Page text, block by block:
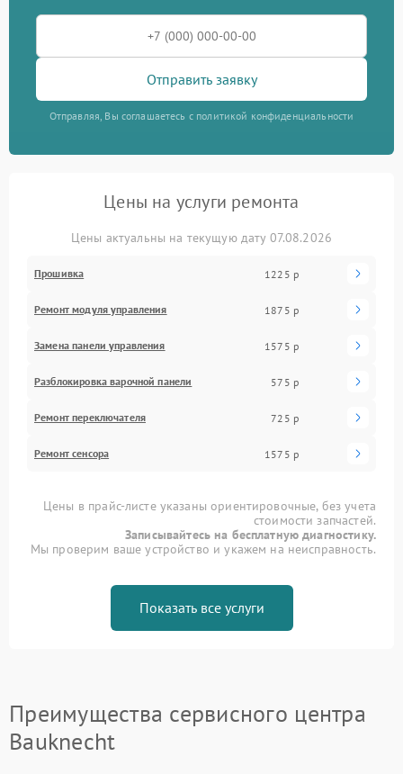
Отправить заявку
Отправляя, Вы соглашаетесь с политикой конфиденциальности
Цены на услуги ремонта
Цены актуальны на текущую дату 07.08.2026
Прошивка 1225 р
Ремонт модуля управления 1875 р
Замена панели управления 1575 р
Разблокировка варочной панели 575 р
Ремонт переключателя 725 р
Ремонт сенсора 1575 р
Цены в прайс-листе указаны ориентировочные, без учета
стоимости запчастей.
Записывайтесь на бесплатную диагностику.
Мы проверим ваше устройство и укажем на неисправность.
Показать все услуги
Преимущества сервисного центра
Bauknecht